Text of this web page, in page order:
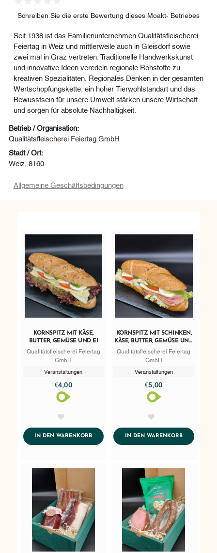
Schreiben Sie die erste Bewertung dieses Moakt- Betriebes
Seit 1938 ist das Familienunternehmen Qualitätsfleischerei
Feiertag in Weiz und mittlerweile auch in Gleisdorf sowie
zwei mal in Graz vertreten. Traditionelle Handwerkskunst
und innovative Ideen veredeln regionale Rohstoffe zu
kreativen Spezialitäten. Regionales Denken in der gesamten
Wertschöpfungskette, ein hoher Tierwohlstandart und das
Bewusstsein für unsere Umwelt stärken unsere Wirtschaft
und sorgen für absolute Nachhaltigkeit.
Betrieb / Organisation:
Qualitätsfleischerei Feiertag GmbH
Stadt / Ort:
Weiz, 8160
Allgemeine Geschäftsbedingungen
KORNSPITZ MIT KÄSE,
BUTTER, GEMÜSE UND EI
Qualitätsfleischerei Feiertag
GmbH
Veranstaltungen
€4,00
IN DEN WARENKORBADDTOCART
KORNSPITZ MIT SCHINKEN,
KÄSE, BUTTER, GEMÜSE UND
EI
Qualitätsfleischerei Feiertag
GmbH
Veranstaltungen
€5,00
IN DEN WARENKORBADDTOCART